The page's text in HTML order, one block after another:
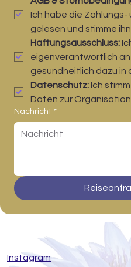
Ich habe die
gelesen und stimme
Haftungsausschluss:
eigenverantwortlich
gesundheitlich dazu in
Datenschutz: Ich
Daten zur Organisation
Nachricht *
Instagram